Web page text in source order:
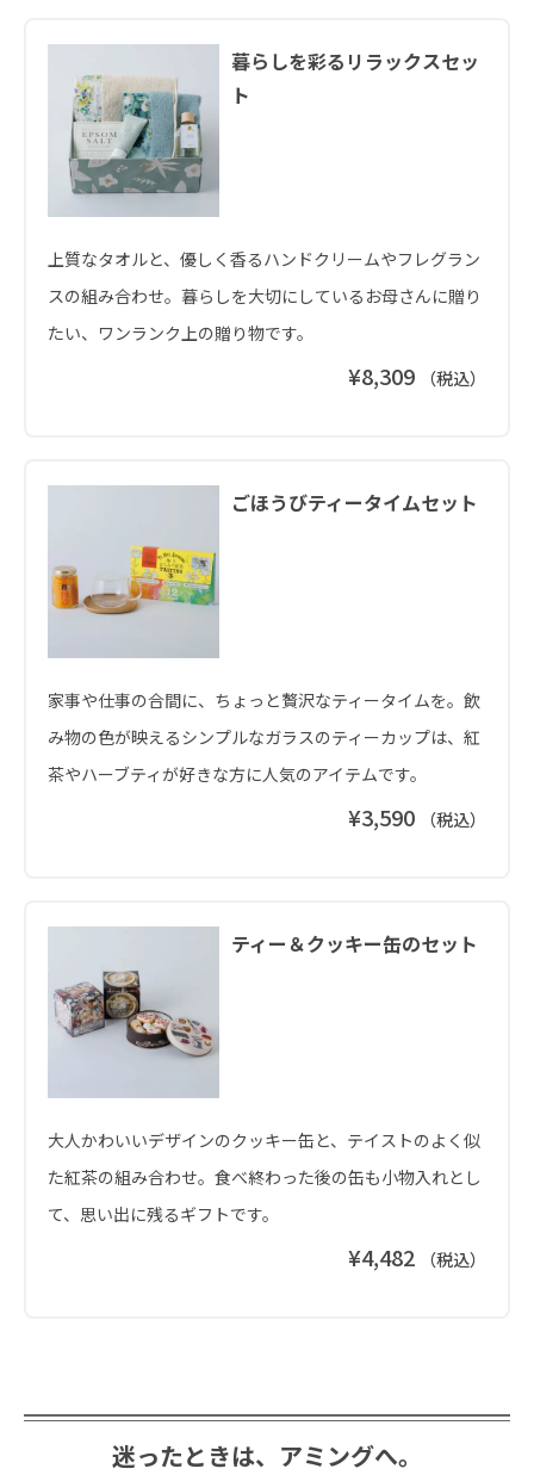
暮らしを彩るリラックスセッ
ト
上質なタオルと、優しく香るハンドクリームやフレグラン
スの組み合わせ。暮らしを大切にしているお母さんに贈り
たい、ワンランク上の贈り物です。
¥8,309 （税込）
ごほうびティータイムセット
家事や仕事の合間に、ちょっと贅沢なティータイムを。飲
み物の色が映えるシンプルなガラスのティーカップは、紅
茶やハーブティが好きな方に人気のアイテムです。
¥3,590 （税込）
ティー＆クッキー缶のセット
大人かわいいデザインのクッキー缶と、テイストのよく似
た紅茶の組み合わせ。食べ終わった後の缶も小物入れとし
て、思い出に残るギフトです。
¥4,482 （税込）
迷ったときは、アミングへ。